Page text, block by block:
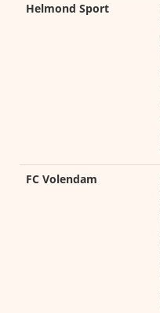
Helmond Sport
FC Volendam